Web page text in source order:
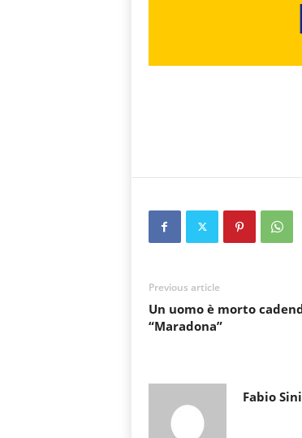
Previous article
Un uomo è morto
“Maradona”
Fabio